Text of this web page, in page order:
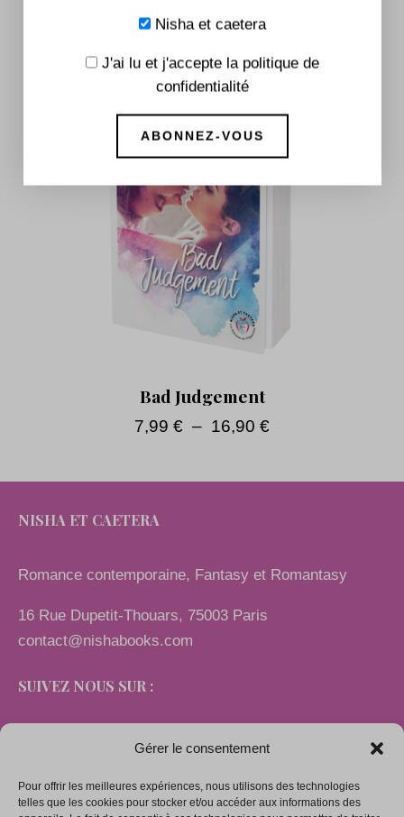
Gérer le consentement
Pour offrir les meilleures expériences, nous utilisons des technologies
telles que les cookies pour stocker et/ou accéder aux informations des
Bad Judgement
7,99 € – 16,90 €
NISHA ET CAETERA
Romance contemporaine, Fantasy et Romantasy
16 Rue Dupetit-Thouars, 75003 Paris
contact@nishabooks.com
SUIVEZ NOUS SUR :
LIENS
Nisha et caetera
J'ai lu et j'accepte la politique de
confidentialité